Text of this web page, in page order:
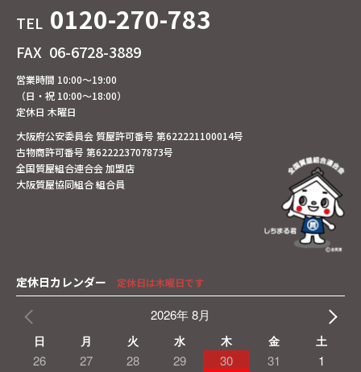
TEL 0120-270-783
FAX 06-6728-3889
営業時間 10:00～19:00
（日・祝 10:00～18:00）
定休日 木曜日
大阪府公安委員会 質屋許可番号 第622221100014号
古物商許可番号 第622223707873号
全国質屋組合連合会 加盟店
大阪質屋協同組合 組合員
定休日カレンダー 定休日は木曜日です
2026年 8月
日 月 火 水 木 金 土
26 27 28 29 30 31
1